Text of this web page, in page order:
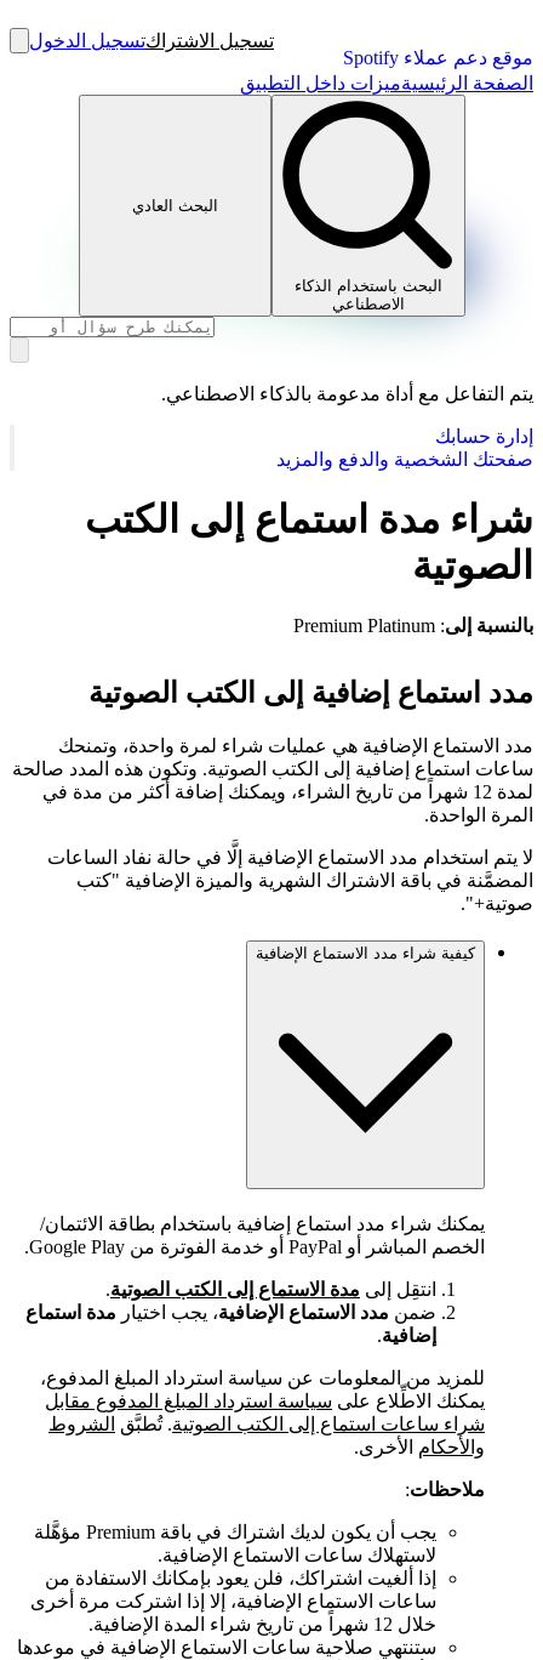
موقع دعم عملاء Spotify
تسجيل الاشتراكتسجيل الدخول
الصفحة الرئيسيةميزات داخل التطبيق
البحث باستخدام الذكاء
الاصطناعي
البحث العادي
يتم التفاعل مع أداة مدعومة بالذكاء الاصطناعي.
إدارة حسابك
صفحتك الشخصية والدفع والمزيد
شراء مدة استماع إلى الكتب
الصوتية
بالنسبة إلى: Premium Platinum
مدد استماع إضافية إلى الكتب الصوتية
مدد الاستماع الإضافية هي عمليات شراء لمرة واحدة، وتمنحك
ساعات استماع إضافية إلى الكتب الصوتية. وتكون هذه المدد صالحة
لمدة 12 شهراً من تاريخ الشراء، ويمكنك إضافة أكثر من مدة في
المرة الواحدة.
لا يتم استخدام مدد الاستماع الإضافية إلَّا في حالة نفاد الساعات
المضمَّنة في باقة الاشتراك الشهرية والميزة الإضافية "كتب
صوتية+".
كيفية شراء مدد الاستماع الإضافية
يمكنك شراء مدد استماع إضافية باستخدام بطاقة الائتمان/
الخصم المباشر أو PayPal أو خدمة الفوترة من Google Play.
انتقِل إلى مدة الاستماع إلى الكتب الصوتية.
ضمن مدد الاستماع الإضافية، يجب اختيار مدة استماع
إضافية.
للمزيد من المعلومات عن سياسة استرداد المبلغ المدفوع،
يمكنك الاطِّلاع على سياسة استرداد المبلغ المدفوع مقابل
شراء ساعات استماع إلى الكتب الصوتية. تُطبَّق الشروط
والأحكام الأخرى.
ملاحظات:
يجب أن يكون لديك اشتراك في باقة Premium مؤهَّلة
لاستهلاك ساعات الاستماع الإضافية.
إذا ألغيت اشتراكك، فلن يعود بإمكانك الاستفادة من
ساعات الاستماع الإضافية، إلا إذا اشتركت مرة أخرى
خلال 12 شهراً من تاريخ شراء المدة الإضافية.
ستنتهي صلاحية ساعات الاستماع الإضافية في موعدها